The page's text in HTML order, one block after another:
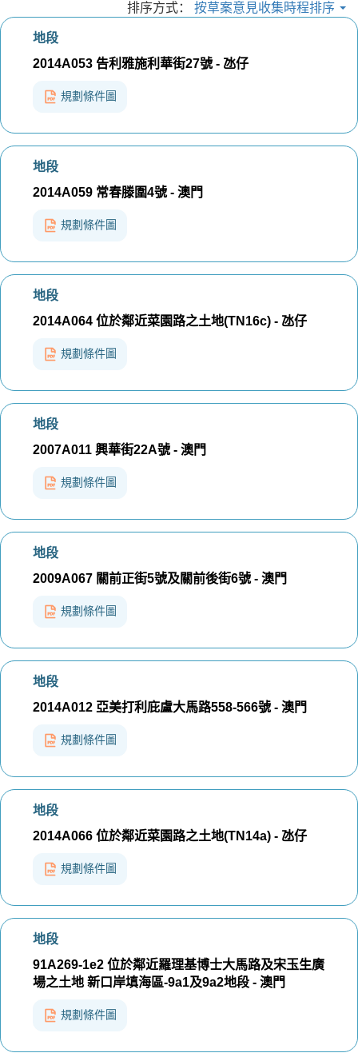
排序方式： 按草案意見收集時程排序
地段
2014A053 告利雅施利華街27號 - 氹仔
規劃條件圖
地段
2014A059 常春滕圍4號 - 澳門
規劃條件圖
地段
2014A064 位於鄰近菜園路之土地(TN16c) - 氹仔
規劃條件圖
地段
2007A011 興華街22A號 - 澳門
規劃條件圖
地段
2009A067 關前正街5號及關前後街6號 - 澳門
規劃條件圖
地段
2014A012 亞美打利庇盧大馬路558-566號 - 澳門
規劃條件圖
地段
2014A066 位於鄰近菜園路之土地(TN14a) - 氹仔
規劃條件圖
地段
91A269-1e2 位於鄰近羅理基博士大馬路及宋玉生廣
場之土地 新口岸填海區-9a1及9a2地段 - 澳門
規劃條件圖